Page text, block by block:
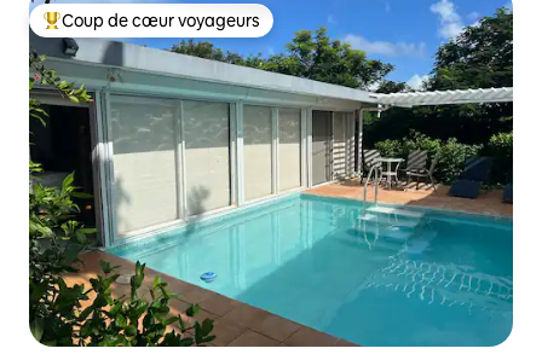
Coups de cœur voyageurs les plus appréciés
Coup de cœur voyageurs